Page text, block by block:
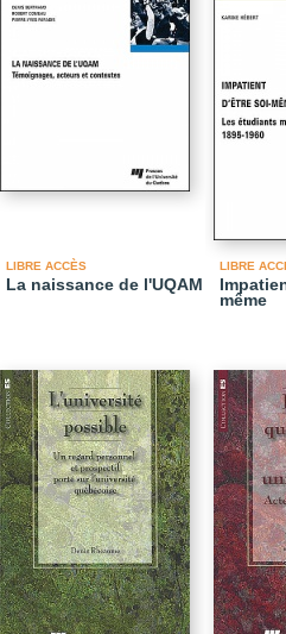
LIBRE ACCÈS
La naissance de l'UQAM
LIBRE
même